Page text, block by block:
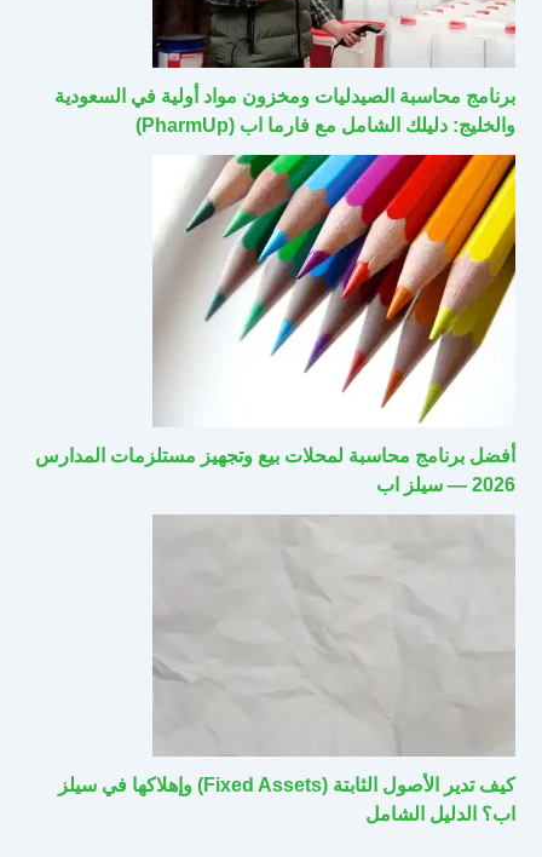
برنامج محاسبة الصيدليات ومخزون مواد أولية في السعودية
والخليج: دليلك الشامل مع فارما اب (PharmUp)
أفضل برنامج محاسبة لمحلات بيع وتجهيز مستلزمات المدارس
2026 — سيلز اب
كيف تدير الأصول الثابتة (Fixed Assets) وإهلاكها في سيلز
اب؟ الدليل الشامل